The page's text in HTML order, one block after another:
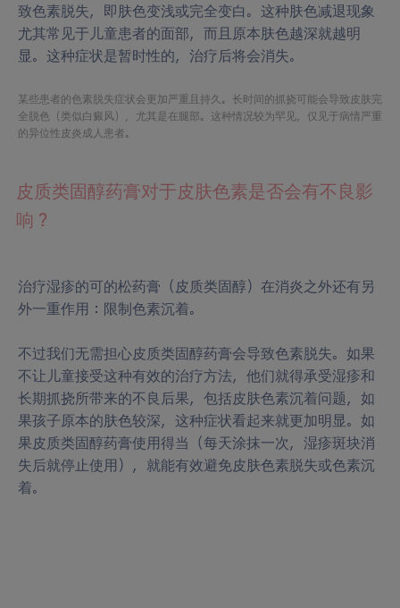
致色素脱失，即肤色变浅或完全变白。这种肤色减退现象
尤其常见于儿童患者的面部，而且原本肤色越深就越明
显。这种症状是暂时性的，治疗后将会消失。
某些患者的色素脱失症状会更加严重且持久。长时间的抓挠可能会导致皮肤完
全脱色（类似白癜风），尤其是在腿部。这种情况较为罕见，仅见于病情严重
的异位性皮炎成人患者。
皮质类固醇药膏对于皮肤色素是否会有不良影
响？
治疗湿疹的可的松药膏（皮质类固醇）在消炎之外还有另
外一重作用：限制色素沉着。
不过我们无需担心皮质类固醇药膏会导致色素脱失。如果
不让儿童接受这种有效的治疗方法，他们就得承受湿疹和
长期抓挠所带来的不良后果，包括皮肤色素沉着问题，如
果孩子原本的肤色较深，这种症状看起来就更加明显。如
果皮质类固醇药膏使用得当（每天涂抹一次，湿疹斑块消
失后就停止使用），就能有效避免皮肤色素脱失或色素沉
着。